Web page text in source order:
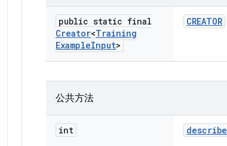
public static final
Creator<Training
ExampleInput>
CREATOR
公共方法
int describe